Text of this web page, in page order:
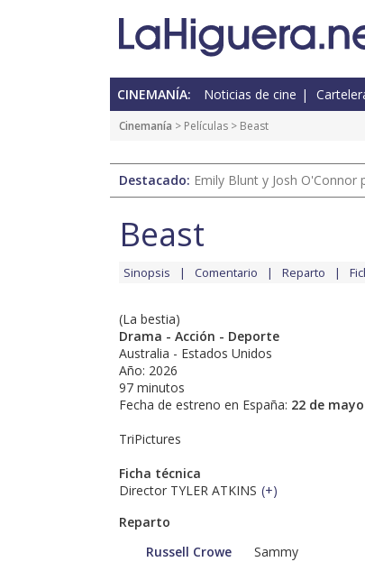
CINEMANÍA: Noticias de cine
Cinemanía > Películas > Beast
Destacado: Emily Blunt y Josh O'Connor
Beast
Sinopsis Comentario Reparto
(La bestia)
Drama - Acción - Deporte
Australia - Estados Unidos
Año: 2026
97 minutos
Fecha de estreno en España: 22 de
TriPictures
Ficha técnica
Director TYLER ATKINS (+)
Reparto
Russell Crowe
Sammy